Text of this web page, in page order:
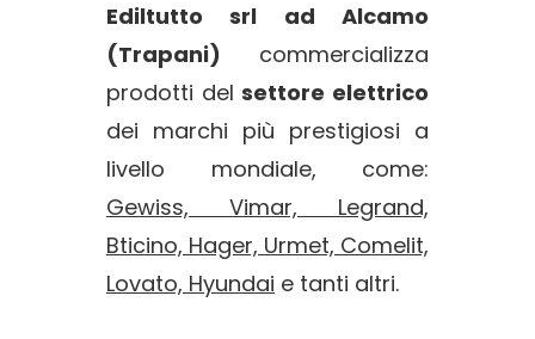
Ediltutto srl ad Alcamo
(Trapani) commercializza
prodotti delsettore elettrico
dei marchi più prestigiosi a
livello mondiale, come:
Gewiss, Vimar, Legrand,
Bticino, Hager, Urmet, Comelit,
Lovato, Hyundai e tanti altri.